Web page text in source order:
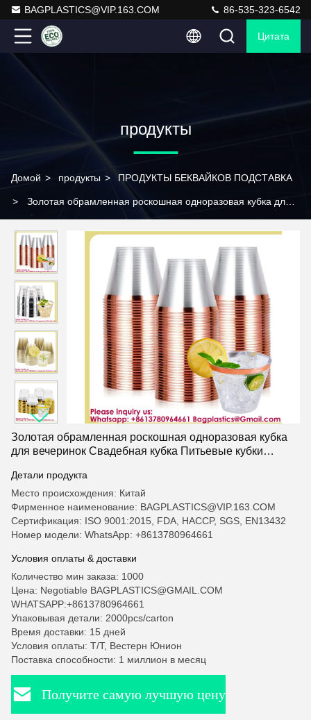
BAGPLASTICS@VIP.163.COM 86-535-323-6542
Цитата
продукты
Домой > продукты > ПРОДУКТЫ БЕКВАЙКОВ ПОДСТАВКА
> Золотая обрамленная роскошная одноразовая кубка для
бокалы Идеально подходят для вечеринок Кристально
прозрачные пластиковые кубки с золотым обрамлением для
вечеринок и свадеб
Золотая обрамленная роскошная одноразовая кубка
для вечеринок Свадебная кубка Питьевые кубки
вечеринок Кристально прозрачные пластиковые кубки
с золотым обрамлением для вечеринок и свадеб
Детали продукта
Место происхождения: Китай
Фирменное наименование: BAGPLASTICS@VIP.163.COM
Сертификация: ISO 9001:2015, FDA, HACCP, SGS, EN13432
Номер модели: WhatsApp: +8613780964661
Условия оплаты & доставки
Количество мин заказа: 1000
Цена: Negotiable BAGPLASTICS@GMAIL.COM
WHATSAPP:+8613780964661
Упаковывая детали: 2000pcs/carton
Время доставки: 15 дней
Условия оплаты: Т/Т, Вестерн Юнион
Поставка способности: 1 миллион в месяц
Получите самую лучшую цену